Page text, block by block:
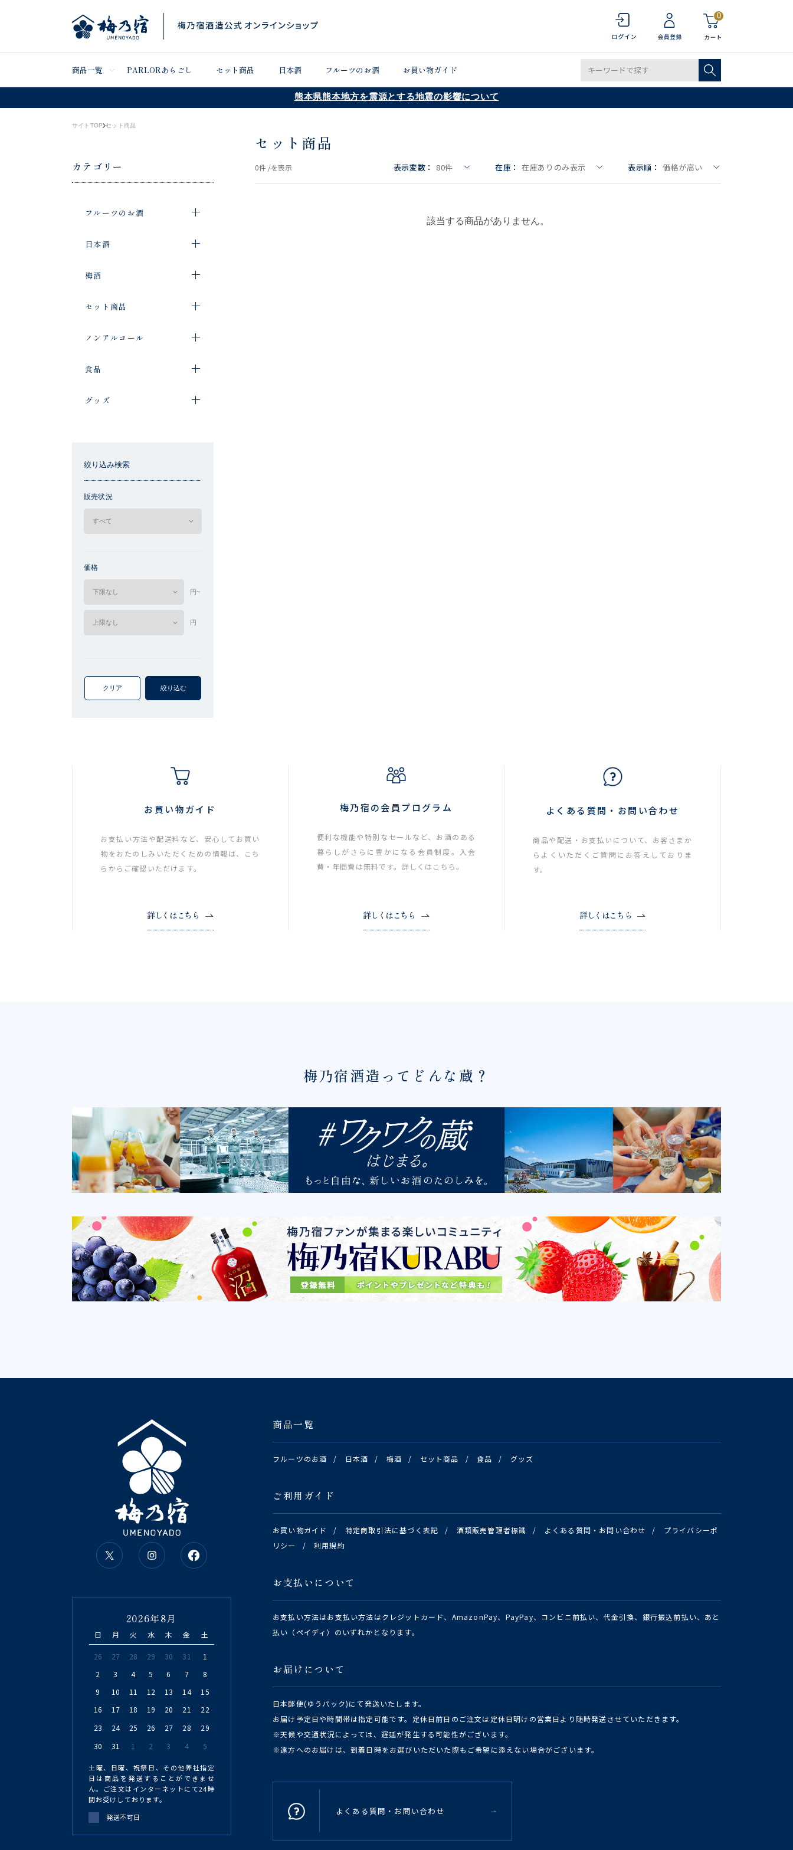
0
商品一覧 PARLORあらごし セット商品 日本酒 フルーツのお酒 お買い物ガイド
熊本県熊本地方を震源とする地震の影響について
サイトTOP セット商品
カテゴリー
フルーツのお酒
日本酒
梅酒
セット商品
ノンアルコール
食品
グッズ
絞り込み検索
販売状況
価格
円~
円
クリア 絞り込む
セット商品
0件 /を表示 表示変数： 80件 在庫： 在庫ありのみ表示 表示順： 価格が高い
該当する商品がありません。
お買い物ガイド
お支払い方法や配送料など、安心してお買い
物をおたのしみいただくための情報は、こち
らからご確認いただけます。
詳しくはこちら
梅乃宿の会員プログラム
便利な機能や特別なセールなど、お酒のある
暮らしがさらに豊かになる会員制度。入会
費・年間費は無料です。詳しくはこちら。
詳しくはこちら
よくある質問・お問い合わせ
商品や配送・お支払いについて、お客さまか
らよくいただくご質問にお答えしておりま
す。
詳しくはこちら
梅乃宿酒造ってどんな蔵？
商品一覧
フルーツのお酒 / 日本酒 / 梅酒 / セット商品 / 食品 / グッズ
ご利用ガイド
お買い物ガイド / 特定商取引法に基づく表記 / 酒類販売管理者標識 / よくある質問・お問い合わせ /
プライバシーポ
リシー
/ 利用規約
お支払いについて
お支払い方法はお支払い方法はクレジットカード、AmazonPay、PayPay、コンビニ前払い、代金引換、銀行振込前払い、あと
払い（ペイディ）のいずれかとなります。
お届けについて
日本郵便(ゆうパック)にて発送いたします。
お届け予定日や時間帯は指定可能です。定休日前日のご注文は定休日明けの営業日より随時発送させていただきます。
※天候や交通状況によっては、遅延が発生する可能性がございます。
※遠方へのお届けは、到着日時をお選びいただいた際もご希望に添えない場合がございます。
よくある質問・お問い合わせ
2026年8月
日 月 火 水 木 金 土
26 27 28 29 30 31
1
2
3 4 5 6 7
8
9
10 11 12 13 14
15
16
17 18 19 20 21
22
23
24 25 26 27 28
29
30
31 1 2 3 4 5
土曜、日曜、祝祭日、その他弊社指定
日は商品を発送することができませ
ん。ご注文はインターネットにて24時
間お受けしております。
発送不可日